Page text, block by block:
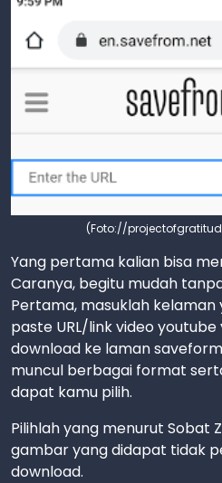
(Foto://
Yang pertama kalian bisa
Caranya, begitu mudah
Pertama, masuklah
paste URL/link video
download ke laman
muncul berbagai format
dapat kamu pilih.
Pilihlah yang menurut Sobat
gambar yang didapat tidak
download.